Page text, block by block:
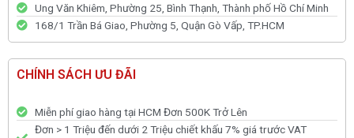
Ung Văn Khiêm, Phường 25, Bình Thạnh, Thành phố Hồ Chí Minh
168/1 Trần Bá Giao, Phường 5, Quận Gò Vấp, TP.HCM
CHÍNH SÁCH ƯU ĐÃI
Miễn phí giao hàng tại HCM Đơn 500K Trở Lên
Đơn > 1 Triệu đến dưới 2 Triệu chiết khấu 7% giá trước VAT